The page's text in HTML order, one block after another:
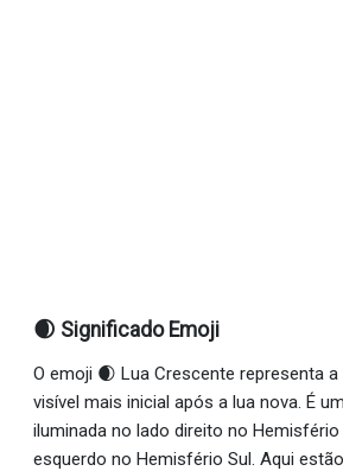
🌒 Significado Emoji
O emoji 🌒 Lua Crescente representa
visível mais inicial após a lua nova. É
iluminada no lado direito no
esquerdo no Hemisfério Sul. Aqui